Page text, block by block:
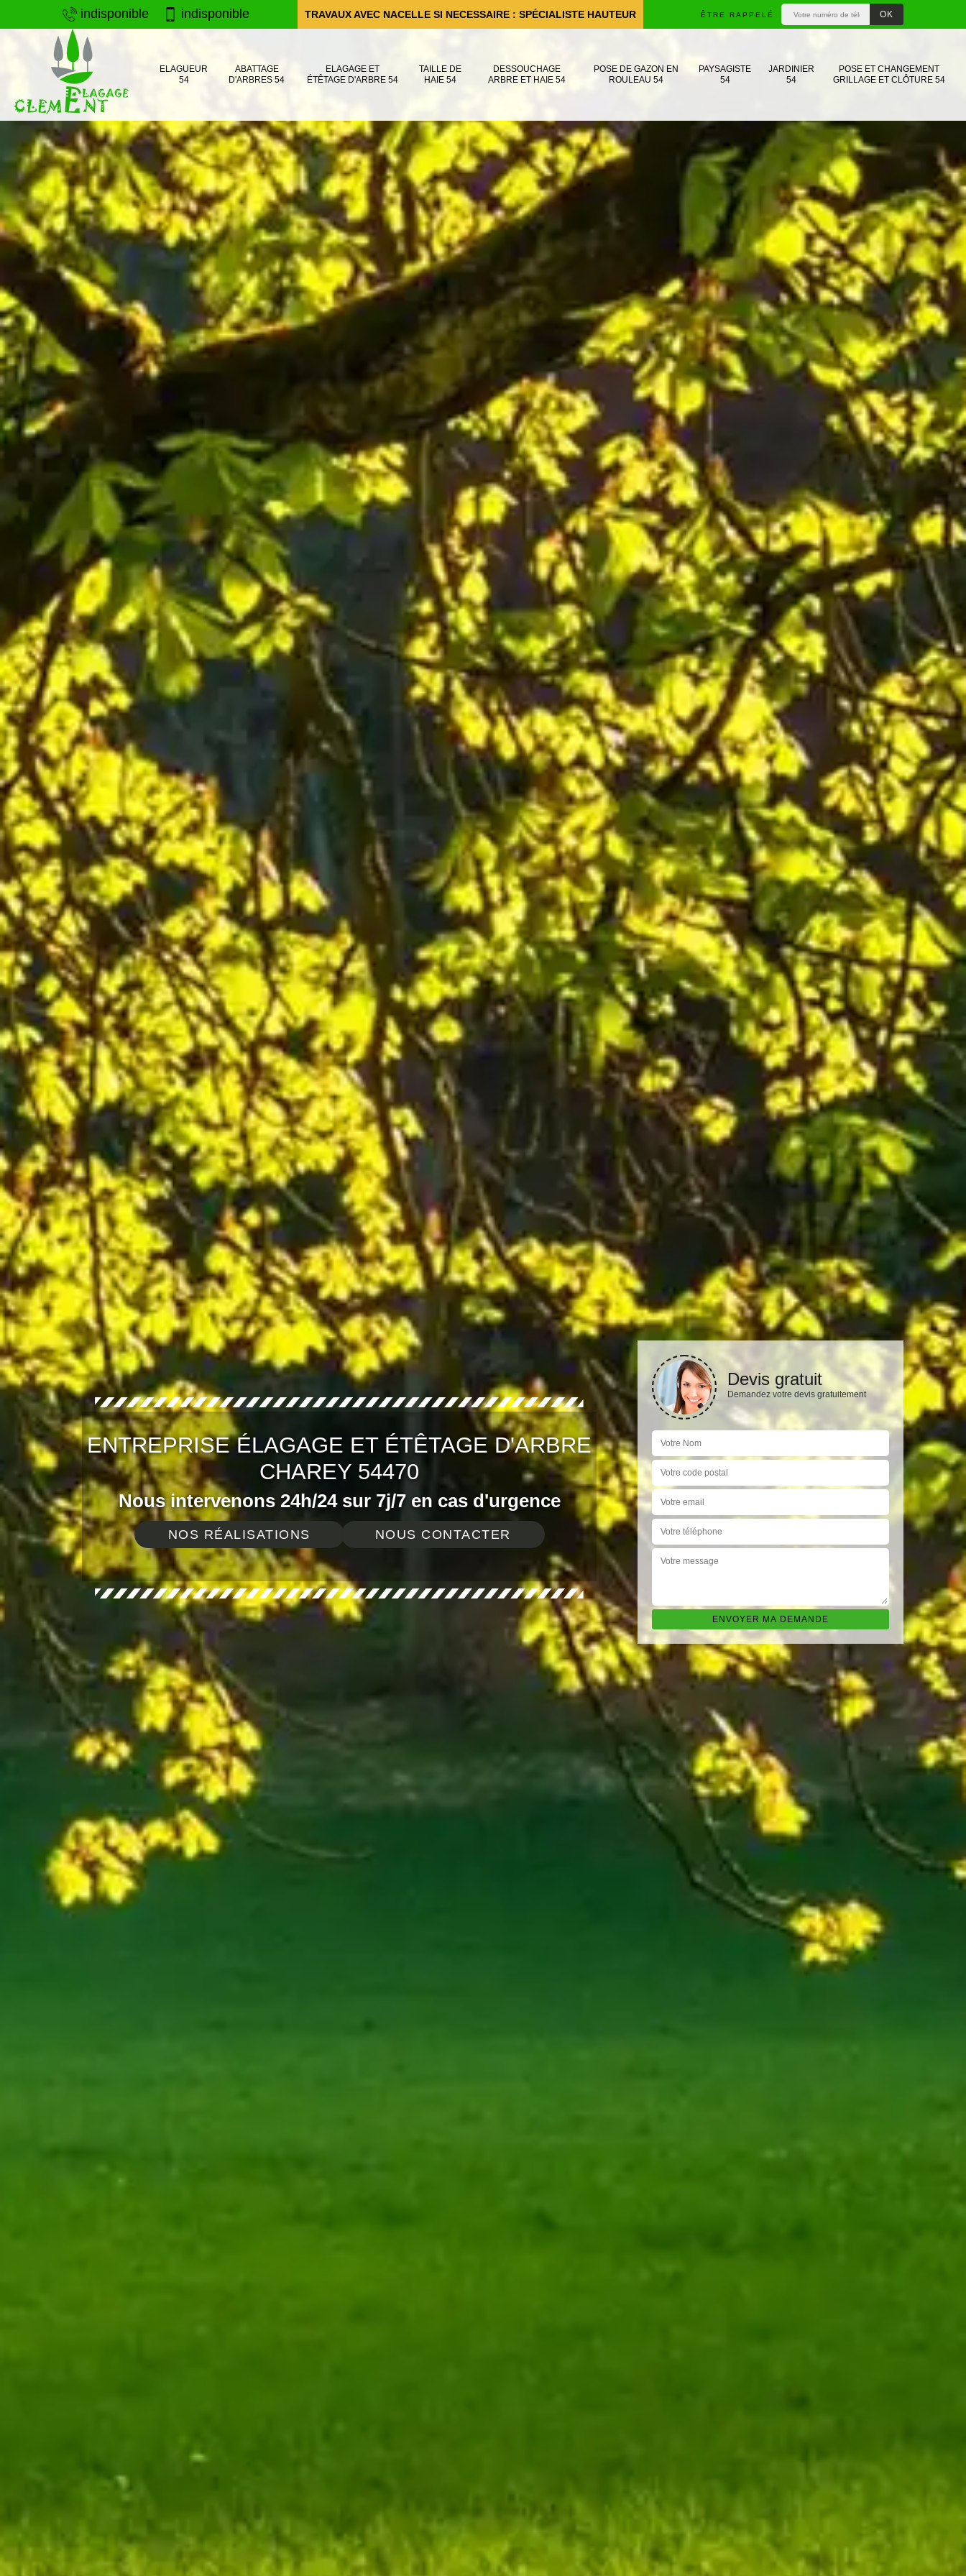
indisponible indisponible TRAVAUX AVEC NACELLE SI NECESSAIRE : SPÉCIALISTE HAUTEUR ÊTRE RAPPELÉ
ELAGUEUR
54
ABATTAGE
D'ARBRES 54
ELAGAGE ET
ÉTÊTAGE D'ARBRE 54
TAILLE DE
HAIE 54
DESSOUCHAGE
ARBRE ET HAIE 54
POSE DE GAZON EN
ROULEAU 54
PAYSAGISTE
54
JARDINIER
54
POSE ET CHANGEMENT
GRILLAGE ET CLÔTURE 54
ENTREPRISE ÉLAGAGE ET ÉTÊTAGE D'ARBRE
CHAREY 54470
Nous intervenons 24h/24 sur 7j/7 en cas d'urgence
NOS RÉALISATIONS NOUS CONTACTER
Devis gratuit
Demandez votre devis gratuitement